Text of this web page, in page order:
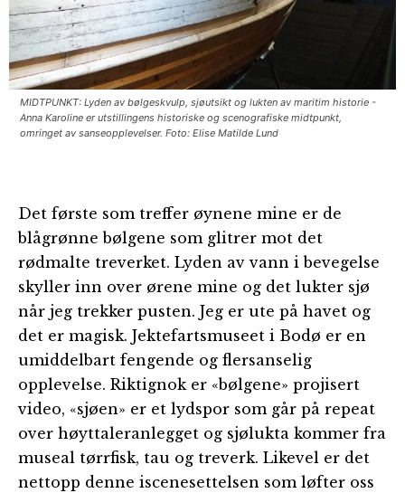
MIDTPUNKT: Lyden av bølgeskvulp, sjøutsikt og lukten av maritim historie -
Anna Karoline er utstillingens historiske og scenografiske midtpunkt,
omringet av sanseopplevelser. Foto: Elise Matilde Lund
Det første som treffer øynene mine er de
blågrønne bølgene som glitrer mot det
rødmalte treverket. Lyden av vann i bevegelse
skyller inn over ørene mine og det lukter sjø
når jeg trekker pusten. Jeg er ute på havet og
det er magisk. Jektefartsmuseet i Bodø er en
umiddelbart fengende og flersanselig
opplevelse. Riktignok er «bølgene» projisert
video, «sjøen» er et lydspor som går på repeat
over høyttaleranlegget og sjølukta kommer fra
museal tørrfisk, tau og treverk. Likevel er det
nettopp denne iscenesettelsen som løfter oss